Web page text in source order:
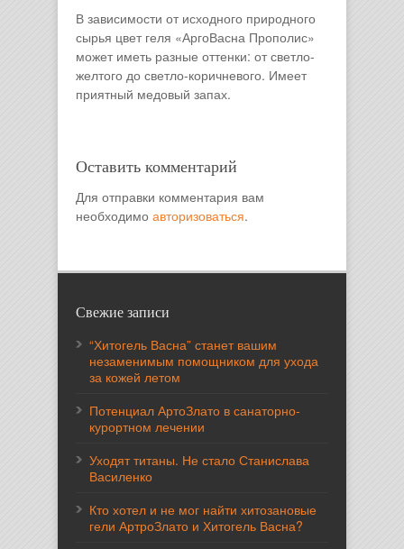
В зависимости от исходного природного
сырья цвет геля «АргоВасна Прополис»
может иметь разные оттенки: от светло-
желтого до светло-коричневого. Имеет
приятный медовый запах.
Оставить комментарий
Для отправки комментария вам
необходимо авторизоваться.
Свежие записи
“Хитогель Васна” станет вашим
незаменимым помощником для ухода
за кожей летом
Потенциал АртоЗлато в санаторно-
курортном лечении
Уходят титаны. Не стало Станислава
Василенко
Кто хотел и не мог найти хитозановые
гели АртроЗлато и Хитогель Васна?